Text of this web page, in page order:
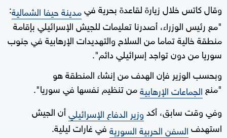
وقال كاتس خلال زيارة لقاعدة بحرية فيمدينة حيفا الشمالية:
"مع رئيس الوزراء، أصدرنا تعليمات للجيش الإسرائيلي بإقامة
منطقة خالية تماما من السلاح والتهديدات الإرهابية في جنوب
سوريا من دون تواجد إسرائيلي دائم".
وبحسب الوزير فإن الهدف من إنشاء المنطقة هو
"منع الجماعات الإرهابيةمن تنظيم نفسها في سوريا".
وفي وقت سابق، أكدوزير الدفاع الإسرائيليأن الجيش
استهدفالسفن الحربية السوريةفي غارات ليلية.